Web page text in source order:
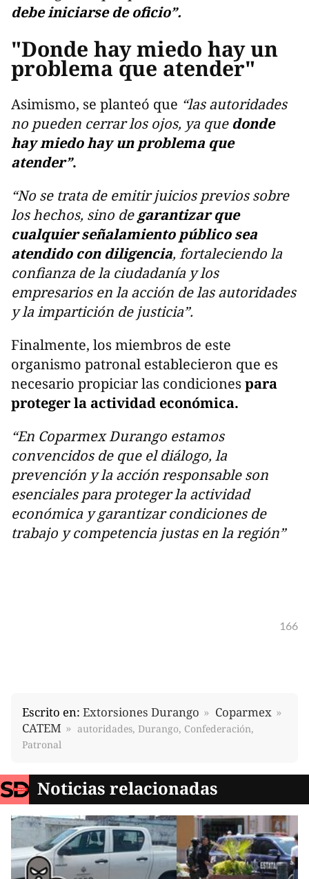
debe iniciarse de oficio”.
"Donde hay miedo hay un
problema que atender"
Asimismo, se planteó que “las autoridades
no pueden cerrar los ojos, ya que donde
hay miedo hay un problema que
atender”.
“No se trata de emitir juicios previos sobre
los hechos, sino degarantizar que
cualquier señalamiento público sea
atendido con diligencia, fortaleciendo la
confianza de la ciudadanía y los
empresarios en la acción de las autoridades
y la impartición de justicia”.
Finalmente, los miembros de este
organismo patronal establecieron que es
necesario propiciar las condiciones para
proteger la actividad económica.
“En Coparmex Durango estamos
convencidos de que el diálogo, la
prevención y la acción responsable son
esenciales para proteger la actividad
económica y garantizar condiciones de
trabajo y competencia justas en la región”
166
Escrito en: Extorsiones Durango
Coparmex
CATEM
autoridades, Durango, Confederación,
Patronal
Noticias relacionadas